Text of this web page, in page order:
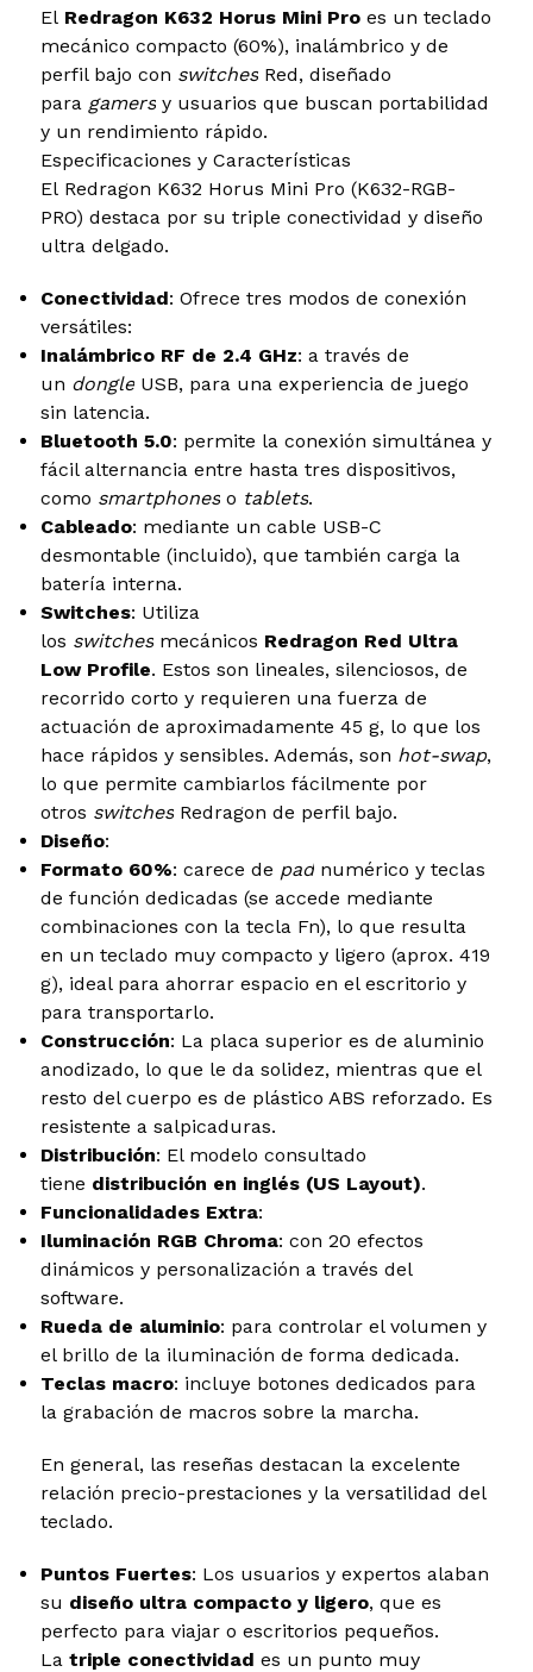
El Redragon K632 Horus Mini Proes un teclado
mecánico compacto (60%), inalámbrico y de
perfil bajo con switchesRed, diseñado
para gamersy usuarios que buscan portabilidad
y un rendimiento rápido.
Especificaciones y Características
El Redragon K632 Horus Mini Pro (K632-RGB-
PRO) destaca por su triple conectividad y diseño
ultra delgado.
Conectividad: Ofrece tres modos de conexión
versátiles:
Inalámbrico RF de 2.4 GHz: a través de
un dongleUSB, para una experiencia de juego
sin latencia.
Bluetooth 5.0: permite la conexión simultánea y
fácil alternancia entre hasta tres dispositivos,
como smartphoneso tablets.
Cableado: mediante un cable USB-C
desmontable (incluido), que también carga la
batería interna.
Switches: Utiliza
los switchesmecánicos Redragon Red Ultra
Low Profile. Estos son lineales, silenciosos, de
recorrido corto y requieren una fuerza de
actuación de aproximadamente 45 g, lo que los
hace rápidos y sensibles. Además, son hot-swap,
lo que permite cambiarlos fácilmente por
otros switchesRedragon de perfil bajo.
Diseño:
Formato 60%: carece de padnumérico y teclas
de función dedicadas (se accede mediante
combinaciones con la tecla Fn), lo que resulta
en un teclado muy compacto y ligero (aprox. 419
g), ideal para ahorrar espacio en el escritorio y
para transportarlo.
Construcción: La placa superior es de aluminio
anodizado, lo que le da solidez, mientras que el
resto del cuerpo es de plástico ABS reforzado. Es
resistente a salpicaduras.
Distribución: El modelo consultado
tiene distribución en inglés (US Layout).
Funcionalidades Extra:
Iluminación RGB Chroma: con 20 efectos
dinámicos y personalización a través del
software.
Rueda de aluminio: para controlar el volumen y
el brillo de la iluminación de forma dedicada.
Teclas macro: incluye botones dedicados para
la grabación de macros sobre la marcha.
En general, las reseñas destacan la excelente
relación precio-prestaciones y la versatilidad del
teclado.
Puntos Fuertes: Los usuarios y expertos alaban
su diseño ultra compacto y ligero, que es
perfecto para viajar o escritorios pequeños.
La triple conectividad es un punto muy